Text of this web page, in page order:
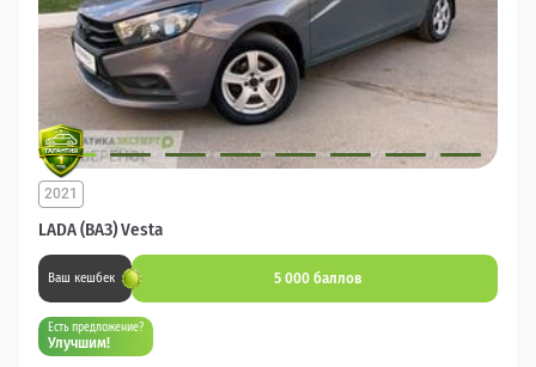
LADA (ВАЗ) Vesta
2021
Ваш кешбек 5 000 баллов
Есть предложение?
Улучшим!